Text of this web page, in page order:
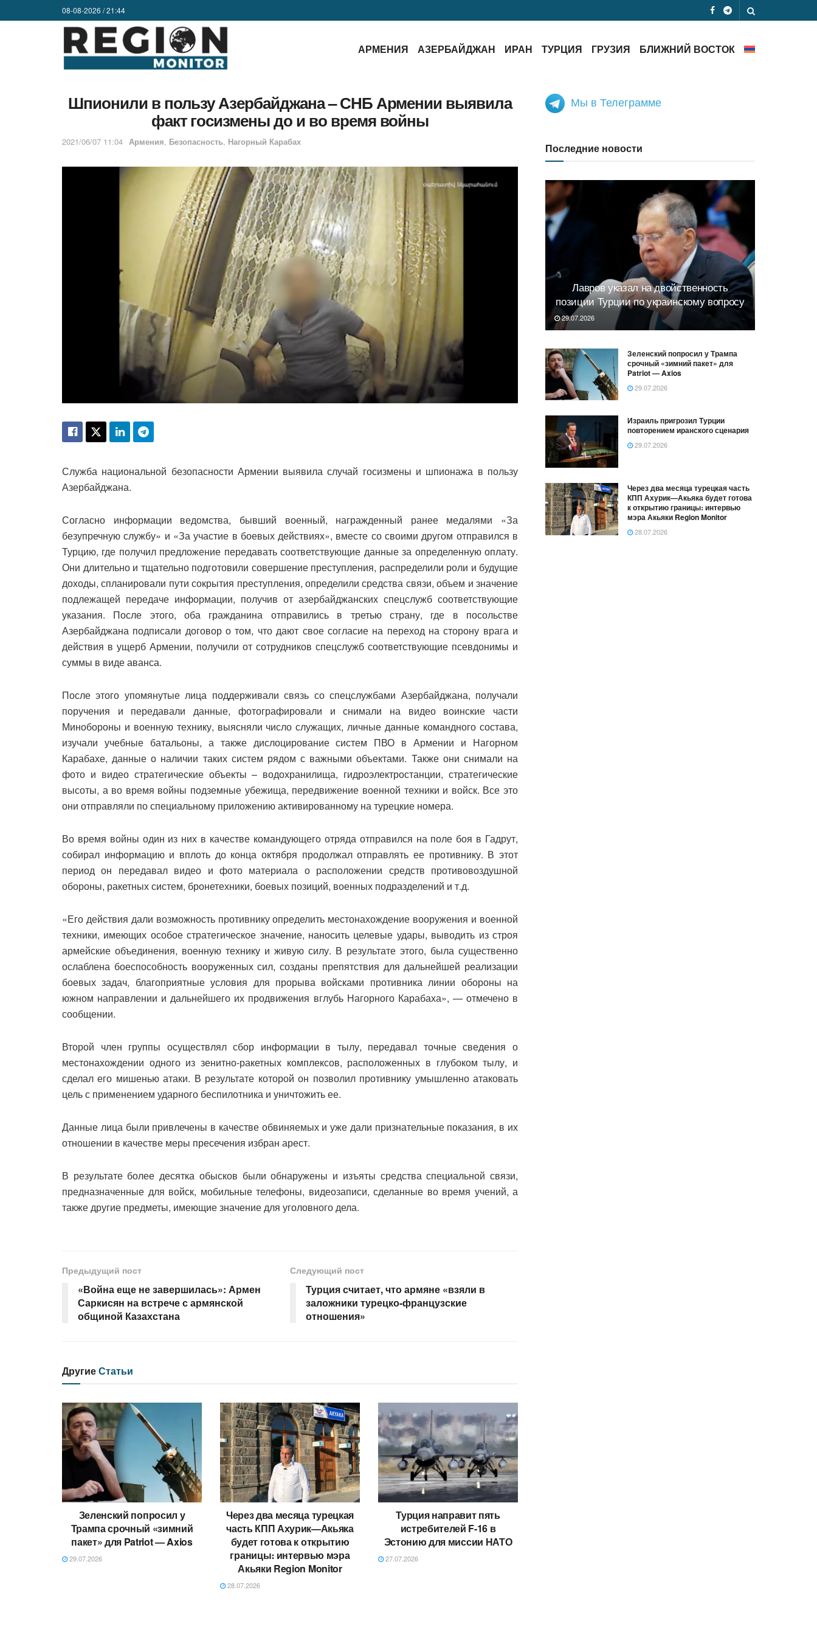
08-08-2026 / 21:44
АРМЕНИЯ АЗЕРБАЙДЖАН ИРАН ТУРЦИЯ ГРУЗИЯ БЛИЖНИЙ ВОСТОК
Шпионили в пользу Азербайджана – СНБ Армении выявила
факт госизмены до и во время войны
2021/06/07 11:04 Армения, Безопасность, Нагорный Карабах
Служба национальной безопасности Армении выявила случай госизмены и шпионажа в пользу
Азербайджана.
Согласно информации ведомства, бывший военный, награжденный ранее медалями «За
безупречную службу» и «За участие в боевых действиях», вместе со своими другом отправился в
Турцию, где получил предложение передавать соответствующие данные за определенную оплату.
Они длительно и тщательно подготовили совершение преступления, распределили роли и будущие
доходы, спланировали пути сокрытия преступления, определили средства связи, объем и значение
подлежащей передаче информации, получив от азербайджанских спецслужб соответствующие
указания. После этого, оба гражданина отправились в третью страну, где в посольстве
Азербайджана подписали договор о том, что дают свое согласие на переход на сторону врага и
действия в ущерб Армении, получили от сотрудников спецслужб соответствующие псевдонимы и
суммы в виде аванса.
После этого упомянутые лица поддерживали связь со спецслужбами Азербайджана, получали
поручения и передавали данные, фотографировали и снимали на видео воинские части
Минобороны и военную технику, выясняли число служащих, личные данные командного состава,
изучали учебные батальоны, а также дислоцирование систем ПВО в Армении и Нагорном
Карабахе, данные о наличии таких систем рядом с важными объектами. Также они снимали на
фото и видео стратегические объекты – водохранилища, гидроэлектростанции, стратегические
высоты, а во время войны подземные убежища, передвижение военной техники и войск. Все это
они отправляли по специальному приложению активированному на турецкие номера.
Во время войны один из них в качестве командующего отряда отправился на поле боя в Гадрут,
собирал информацию и вплоть до конца октября продолжал отправлять ее противнику. В этот
период он передавал видео и фото материала о расположении средств противовоздушной
обороны, ракетных систем, бронетехники, боевых позиций, военных подразделений и т.д.
«Его действия дали возможность противнику определить местонахождение вооружения и военной
техники, имеющих особое стратегическое значение, наносить целевые удары, выводить из строя
армейские объединения, военную технику и живую силу. В результате этого, была существенно
ослаблена боеспособность вооруженных сил, созданы препятствия для дальнейшей реализации
боевых задач, благоприятные условия для прорыва войсками противника линии обороны на
южном направлении и дальнейшего их продвижения вглубь Нагорного Карабаха», — отмечено в
сообщении.
Второй член группы осуществлял сбор информации в тылу, передавал точные сведения о
местонахождении одного из зенитно-ракетных комплексов, расположенных в глубоком тылу, и
сделал его мишенью атаки. В результате которой он позволил противнику умышленно атаковать
цель с применением ударного беспилотника и уничтожить ее.
Данные лица были привлечены в качестве обвиняемых и уже дали признательные показания, в их
отношении в качестве меры пресечения избран арест.
В результате более десятка обысков были обнаружены и изъяты средства специальной связи,
предназначенные для войск, мобильные телефоны, видеозаписи, сделанные во время учений, а
также другие предметы, имеющие значение для уголовного дела.
Предыдущий пост
«Война еще не завершилась»: Армен
Саркисян на встрече с армянской
общиной Казахстана
Следующий пост
Турция считает, что армяне «взяли в
заложники турецко-французские
отношения»
ДругиеСтатьи
Зеленский попросил у
Трампа срочный «зимний
пакет» для Patriot — Axios
29.07.2026
Через два месяца турецкая
часть КПП Ахурик—Акьяка
будет готова к открытию
границы։ интервью мэра
Акьяки Region Monitor
28.07.2026
Турция направит пять
истребителей F-16 в
Эстонию для миссии НАТО
27.07.2026
Мы в Телеграмме
Последние новости
Лавров указал на двойственность
позиции Турции по украинскому вопросу
29.07.2026
Зеленский попросил у Трампа
срочный «зимний пакет» для
Patriot — Axios
29.07.2026
Израиль пригрозил Турции
повторением иранского сценария
29.07.2026
Через два месяца турецкая часть
КПП Ахурик—Акьяка будет готова
к открытию границы։ интервью
мэра Акьяки Region Monitor
28.07.2026